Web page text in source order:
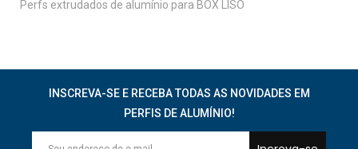
Perfs extrudados de alumínio para BOX LISO
INSCREVA-SE E RECEBA TODAS AS NOVIDADES EM
PERFIS DE ALUMÍNIO!